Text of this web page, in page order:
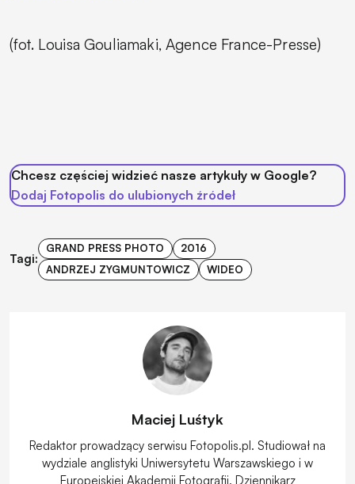
(fot. Louisa Gouliamaki, Agence France-Presse)
Chcesz częściej widzieć nasze artykuły w Google?
Dodaj Fotopolis do ulubionych źródeł
Tagi:
GRAND PRESS PHOTO
2016
ANDRZEJ ZYGMUNTOWICZ
WIDEO
Maciej Luśtyk
Redaktor prowadzący serwisu Fotopolis.pl. Studiował na
wydziale anglistyki Uniwersytetu Warszawskiego i w
Europejskiej Akademii Fotografii. Dziennikarz